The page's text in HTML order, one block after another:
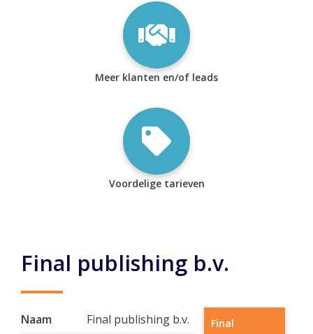
Meer klanten en/of leads
Voordelige tarieven
Final publishing b.v.
Naam Final publishing b.v.
Final